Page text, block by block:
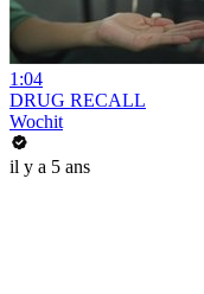
1:04
DRUG RECALL
Wochit
il y a 5 ans